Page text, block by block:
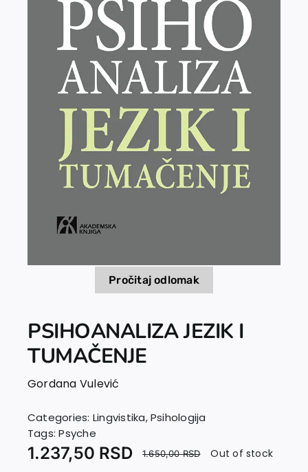
EU PROJECTS
Pročitaj odlomak
PSIHOANALIZA JEZIK I
TUMAČENJE
Gordana Vulević
Categories: Lingvistika,Psihologija
Tags:Psyche
1.650,00RSD
1.237,50 RSD Out of stock